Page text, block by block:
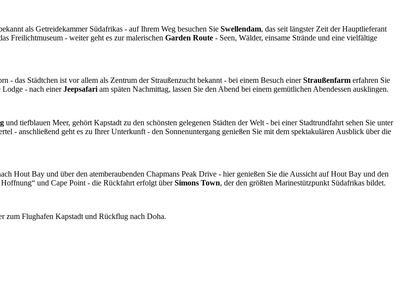
als Getreidekammer Südafrikas - auf Ihrem Weg besuchen Sie Swellendam, das seit längster Zeit der Hauptlieferant
Freilichtmuseum - weiter geht es zur malerischen Garden Route - Seen, Wälder, einsame Strände und eine vielfältige
- das Städtchen ist vor allem als Zentrum der Straußenzucht bekannt - bei einem Besuch einerStraußenfarm erfahren Sie
Lodge - nach einerJeepsafari am späten Nachmittag, lassen Sie den Abend bei einem gemütlichen Abendessen ausklingen.
und tiefblauen Meer, gehört Kapstadt zu den schönsten gelegenen Städten der Welt - bei einer Stadtrundfahrt sehen Sie unter
- anschließend geht es zu Ihrer Unterkunft - den Sonnenuntergang genießen Sie mit dem spektakulären Ausblick über die
Hout Bay und über den atemberaubenden Chapmans Peak Drive - hier genießen Sie die Aussicht auf Hout Bay und den
und Cape Point - die Rückfahrt erfolgt überSimons Town, der den größten Marinestützpunkt Südafrikas bildet.
zum Flughafen Kapstadt und Rückflug nach Doha.